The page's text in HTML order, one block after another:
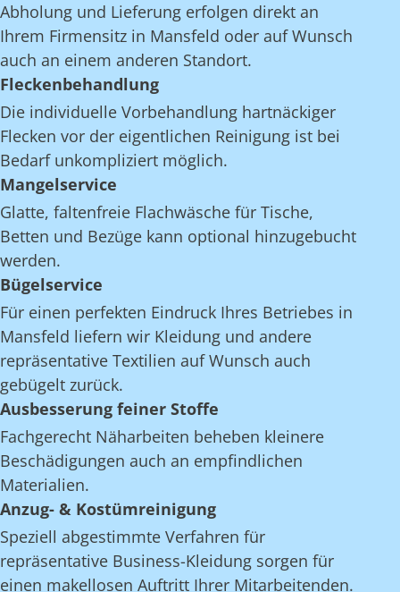
Abholung und Lieferung erfolgen direkt an
Ihrem Firmensitz in Mansfeld oder auf Wunsch
auch an einem anderen Standort.
Fleckenbehandlung
Die individuelle Vorbehandlung hartnäckiger
Flecken vor der eigentlichen Reinigung ist bei
Bedarf unkompliziert möglich.
Mangelservice
Glatte, faltenfreie Flachwäsche für Tische,
Betten und Bezüge kann optional hinzugebucht
werden.
Bügelservice
Für einen perfekten Eindruck Ihres Betriebes in
Mansfeld liefern wir Kleidung und andere
repräsentative Textilien auf Wunsch auch
gebügelt zurück.
Ausbesserung feiner Stoffe
Fachgerecht Näharbeiten beheben kleinere
Beschädigungen auch an empfindlichen
Materialien.
Anzug- & Kostümreinigung
Speziell abgestimmte Verfahren für
repräsentative Business-Kleidung sorgen für
einen makellosen Auftritt Ihrer Mitarbeitenden.